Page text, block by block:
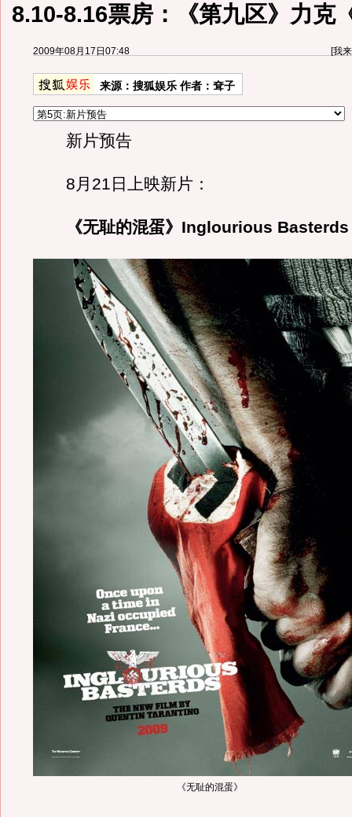
8.10-8.16票房：《第九区》力克
2009年08月17日07:48 [我
来源： 搜狐娱乐作者：耷子
新片预告
8月21日上映新片：
《无耻的混蛋》Inglourious Basterds
《无耻的混蛋》